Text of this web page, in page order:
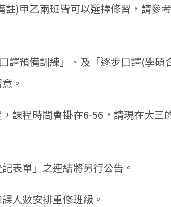
)甲乙兩班皆可以選擇修習，請參
譯預備訓練」、及「逐步口譯(學碩
。
課程時間會掛在6-56，請現在大三
表單」之連結將另行公告。
人數安排重修班級。